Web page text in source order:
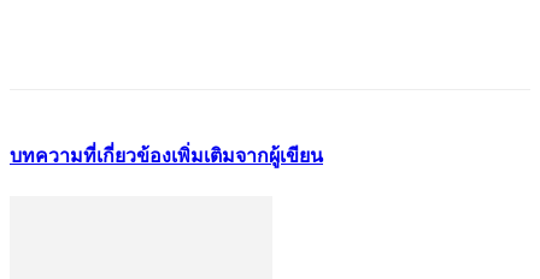
บทความที่เกี่ยวข้องเพิ่มเติมจากผู้เขียน